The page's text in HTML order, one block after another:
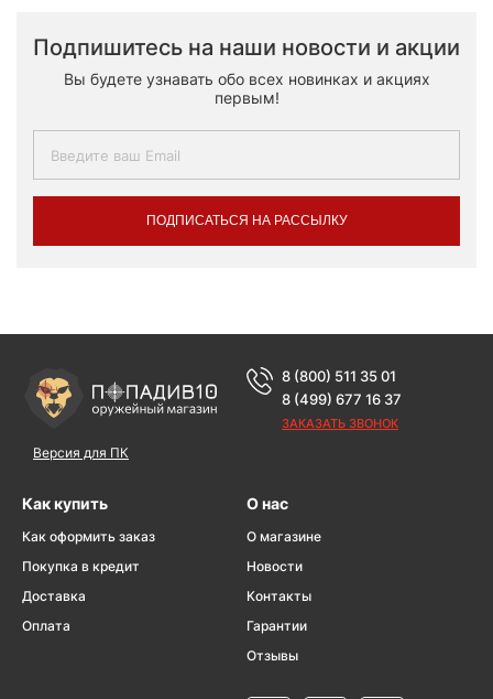
Подпишитесь на наши новости и акции
Вы будете узнавать обо всех новинках и акциях
первым!
ПОДПИСАТЬСЯ НА РАССЫЛКУ
Версия для ПК
8 (800) 511 35 01
8 (499) 677 16 37
ЗАКАЗАТЬ ЗВОНОК
Как купить
Как оформить заказ
Покупка в кредит
Доставка
Оплата
О нас
О магазине
Новости
Контакты
Гарантии
Отзывы